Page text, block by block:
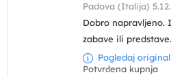
Padova (Italija)
Dobro napravljeno.
zabave ili predstave.
Pogledaj original
Potvrđena kupnja